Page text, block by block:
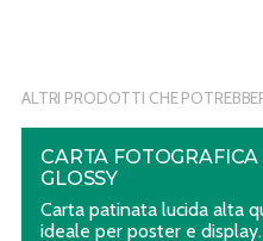
ALTRI PRODOTTI CHE
CARTA FOTOGRAFICA
GLOSSY
Carta patinata lucida alta
ideale per poster e display.